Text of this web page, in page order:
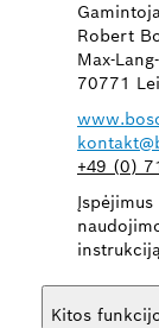
Robert
Max-
70771
+49 (0)
Kitos